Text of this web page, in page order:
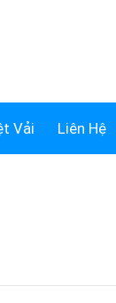
Vải Liên Hệ